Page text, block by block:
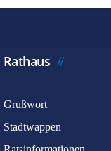
Rathaus
Grußwort
Stadtwappen